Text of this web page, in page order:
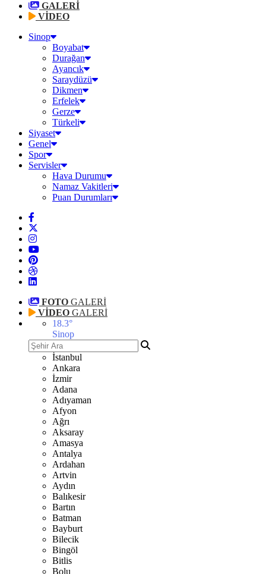
GALERİ
VİDEO
Sinop
Boyabat
Durağan
Ayancık
Saraydüzü
Dikmen
Erfelek
Gerze
Türkeli
Siyaset
Genel
Spor
Servisler
Hava Durumu
Namaz Vakitleri
Puan Durumları
FOTO GALERİ
VİDEO GALERİ
18.3°
Sinop
İstanbul
Ankara
İzmir
Adana
Adıyaman
Afyon
Ağrı
Aksaray
Amasya
Antalya
Ardahan
Artvin
Aydın
Balıkesir
Bartın
Batman
Bayburt
Bilecik
Bingöl
Bitlis
Bolu